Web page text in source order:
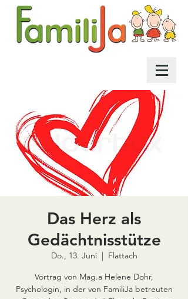
Das Herz als
Gedächtnisstütze
Do., 13. Juni
  |
Flattach
Vortrag von Mag.a Helene Dohr,
Psychologin, in der von FamiliJa betreuten